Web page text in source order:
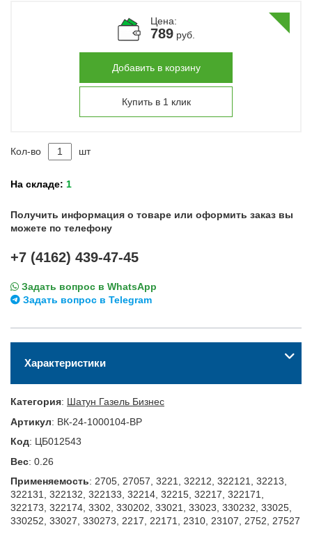
Цена:
789руб.
Добавить в корзину
Купить в 1 клик
Кол-во шт
На складе: 1
Получить информация о товаре или оформить заказ вы
можете по телефону
+7 (4162) 439-47-45
Задать вопрос в WhatsApp
Задать вопрос в Telegram
Характеристики
Категория: Шатун Газель Бизнес
Артикул: ВК-24-1000104-ВР
Код: ЦБ012543
Вес: 0.26
Применяемость: 2705, 27057, 3221, 32212, 322121, 32213,
322131, 322132, 322133, 32214, 32215, 32217, 322171,
322173, 322174, 3302, 330202, 33021, 33023, 330232, 33025,
330252, 33027, 330273, 2217, 22171, 2310, 23107, 2752, 27527